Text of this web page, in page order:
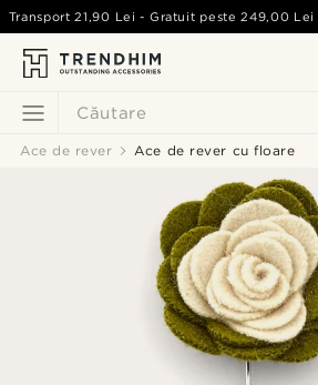
Căutare
Transport 21,90 Lei - Gratuit peste249,00 Lei
Ace de rever Ace de rever cu floare